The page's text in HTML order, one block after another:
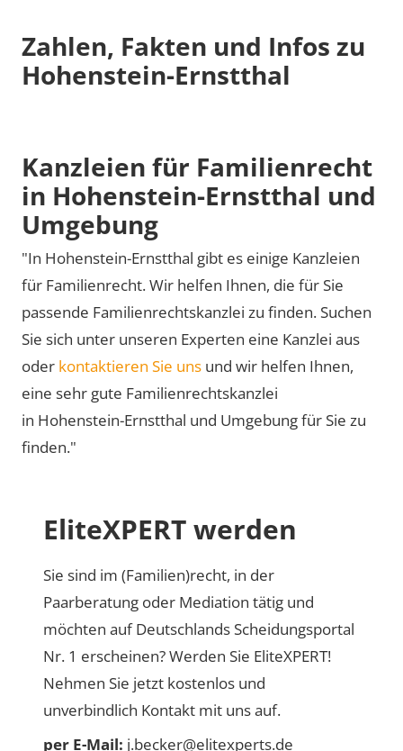
Zahlen, Fakten und Infos zu
Hohenstein-Ernstthal
Kanzleien für Familienrecht
in Hohenstein-Ernstthal und
Umgebung
"In Hohenstein-Ernstthal gibt es einige Kanzleien
für Familienrecht. Wir helfen Ihnen, die für Sie
passende Familienrechtskanzlei zu finden. Suchen
Sie sich unter unseren Experten eine Kanzlei aus
oder kontaktieren Sie uns und wir helfen Ihnen,
eine sehr gute Familienrechtskanzlei
in Hohenstein-Ernstthal und Umgebung für Sie zu
finden."
EliteXPERT werden
Sie sind im (Familien)recht, in der
Paarberatung oder Mediation tätig und
möchten auf Deutschlands Scheidungsportal
Nr. 1 erscheinen? Werden Sie EliteXPERT!
Nehmen Sie jetzt kostenlos und
unverbindlich Kontakt mit uns auf.
per E-Mail: j.becker@elitexperts.de